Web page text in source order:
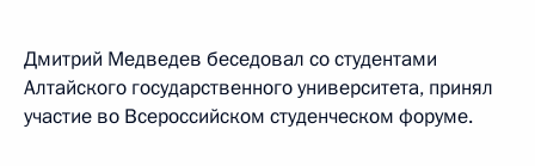
Дмитрий Медведев беседовал со студентами
Алтайского государственного университета, принял
участие во Всероссийском студенческом форуме.